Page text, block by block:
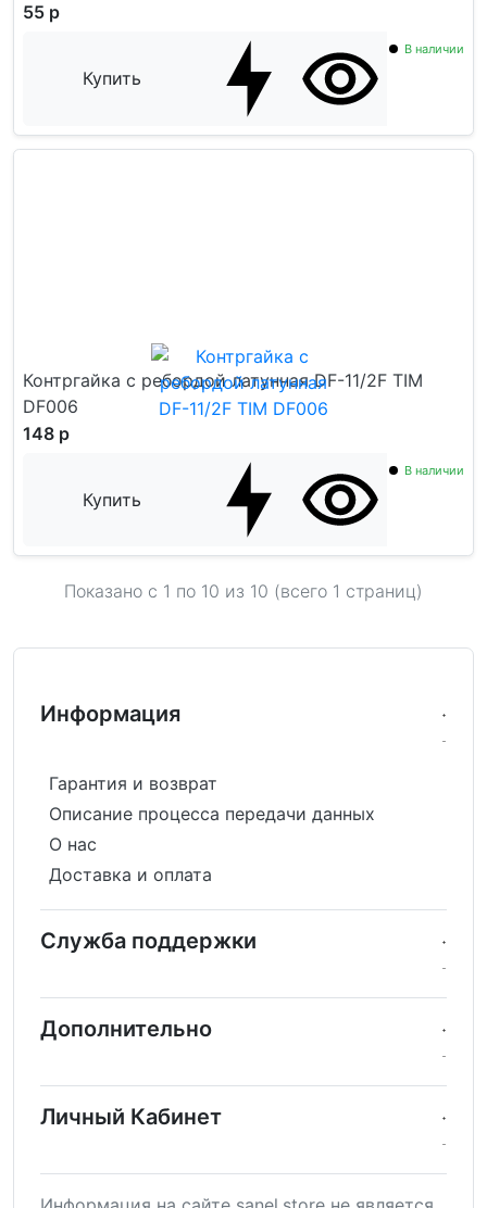
55 р
Купить
В наличии
Контргайка с ребордой латунная DF-11/2F TIM
DF006
148 р
Купить
В наличии
Показано с 1 по 10 из 10 (всего 1 страниц)
Информация
Гарантия и возврат
Описание процесса передачи данных
О нас
Доставка и оплата
Служба поддержки
Дополнительно
Личный Кабинет